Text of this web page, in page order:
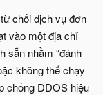
chối dịch vụ đơn
vào một địa chỉ
sẵn nhằm “đánh
không thể chạy
chống DDOS hiệu